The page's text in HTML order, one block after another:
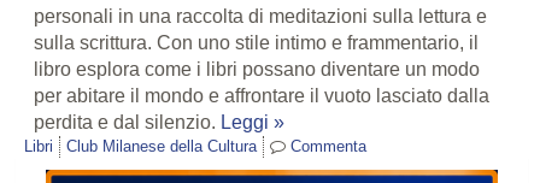
personali in una raccolta di meditazioni sulla lettura e
sulla scrittura. Con uno stile intimo e frammentario, il
libro esplora come i libri possano diventare un modo
per abitare il mondo e affrontare il vuoto lasciato dalla
perdita e dal silenzio. Leggi »
Libri Club Milanese della Cultura Commenta